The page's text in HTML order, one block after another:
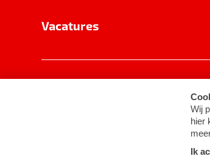
Vacatures
Cookie-instellingen